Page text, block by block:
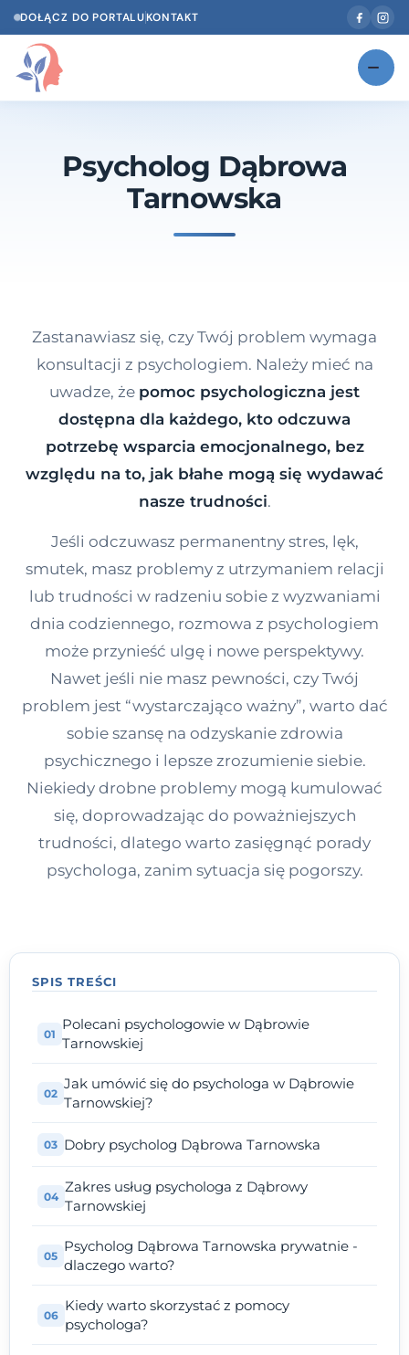
DOŁĄCZ DO PORTALUKONTAKT
NOWOŚĆ
Dawka wiedzy
Dla specjalistów
Kontakt
Dołącz do portalu
Psycholog Dąbrowa
Tarnowska
Zastanawiasz się, czy Twój problem wymaga
konsultacji z psychologiem. Należy mieć na
uwadze, że pomoc psychologiczna jest
dostępna dla każdego, kto odczuwa
potrzebę wsparcia emocjonalnego, bez
względu na to, jak błahe mogą się wydawać
nasze trudności.
Jeśli odczuwasz permanentny stres, lęk,
smutek, masz problemy z utrzymaniem relacji
lub trudności w radzeniu sobie z wyzwaniami
dnia codziennego, rozmowa z psychologiem
może przynieść ulgę i nowe perspektywy.
Nawet jeśli nie masz pewności, czy Twój
problem jest “wystarczająco ważny”, warto dać
sobie szansę na odzyskanie zdrowia
psychicznego i lepsze zrozumienie siebie.
Niekiedy drobne problemy mogą kumulować
się, doprowadzając do poważniejszych
trudności, dlatego warto zasięgnąć porady
psychologa, zanim sytuacja się pogorszy.
SPIS TREŚCI
Polecani psychologowie w Dąbrowie
Tarnowskiej
Jak umówić się do psychologa w Dąbrowie
Tarnowskiej?
Dobry psycholog Dąbrowa Tarnowska
Zakres usług psychologa z Dąbrowy
Tarnowskiej
Psycholog Dąbrowa Tarnowska prywatnie -
dlaczego warto?
Kiedy warto skorzystać z pomocy
psychologa?